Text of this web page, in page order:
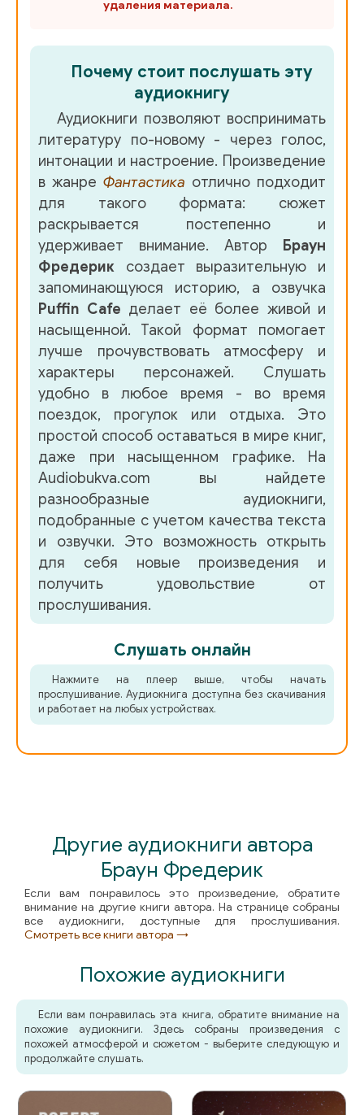
удаления материала.
Почему стоит послушать эту
аудиокнигу
Аудиокниги позволяют воспринимать
литературу по-новому - через голос,
интонации и настроение. Произведение
в жанре Фантастика отлично подходит
для такого формата: сюжет
раскрывается постепенно и
удерживает внимание. Автор
Браун
Фредерик создает выразительную и
запоминающуюся историю, а озвучка
Puffin Cafe делает её более живой и
насыщенной. Такой формат помогает
лучше прочувствовать атмосферу и
характеры персонажей. Слушать
удобно в любое время - во время
поездок, прогулок или отдыха. Это
простой способ оставаться в мире книг,
даже при насыщенном графике. На
Audiobukva.com вы найдете
разнообразные аудиокниги,
подобранные с учетом качества текста
и озвучки. Это возможность открыть
для себя новые произведения и
получить удовольствие от
прослушивания.
Слушать онлайн
Нажмите на плеер выше, чтобы начать
прослушивание. Аудиокнига доступна без скачивания
и работает на любых устройствах.
Другие аудиокниги автора
Браун Фредерик
Если вам понравилось это произведение, обратите
внимание на другие книги автора. На странице собраны
все аудиокниги, доступные для прослушивания.
Смотреть все книги автора →
Похожие аудиокниги
Если вам понравилась эта книга, обратите внимание на
похожие аудиокниги. Здесь собраны произведения с
похожей атмосферой и сюжетом - выберите следующую и
продолжайте слушать.